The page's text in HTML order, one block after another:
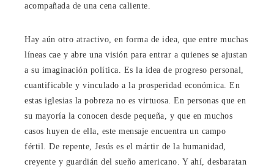
acompañada de una cena caliente.
Hay aún otro atractivo, en forma de idea, que entre muchas
líneas cae y abre una visión para entrar a quienes se ajustan
a su imaginación política. Es la idea de progreso personal,
cuantificable y vinculado a la prosperidad económica. En
estas iglesias la pobreza no es virtuosa. En personas que en
su mayoría la conocen desde pequeña, y que en muchos
casos huyen de ella, este mensaje encuentra un campo
fértil. De repente, Jesús es el mártir de la humanidad,
creyente y guardián del sueño americano. Y ahí, desbaratan